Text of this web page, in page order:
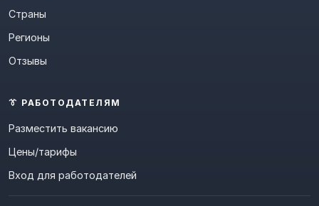
Страны
Регионы
Отзывы
👔 РАБОТОДАТЕЛЯМ
Разместить вакансию
Цены/тарифы
Вход для работодателей